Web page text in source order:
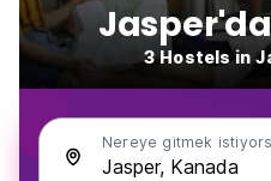
3 Hostels in
Nereye gitmek